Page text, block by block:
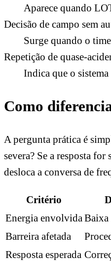
Aparece quando
Decisão de campo sem
Surge quando o
Repetição de quase-
Indica que o
Como
A pergunta prática é
severa? Se a resposta
desloca a conversa de
Critério
Energia envolvida Baixa
Barreira afetada
Resposta esperada